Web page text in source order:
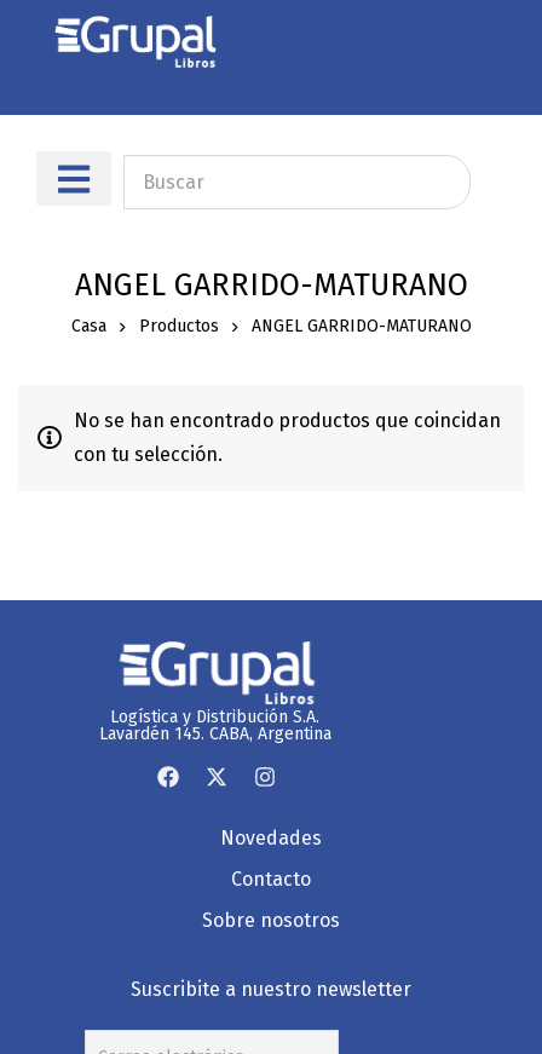
ANGEL GARRIDO-MATURANO
Casa Productos ANGEL GARRIDO-MATURANO
No se han encontrado productos que coincidan
con tu selección.
Logística y Distribución S.A.
Lavardén 145. CABA, Argentina
Novedades
Contacto
Sobre nosotros
Suscribite a nuestro newsletter